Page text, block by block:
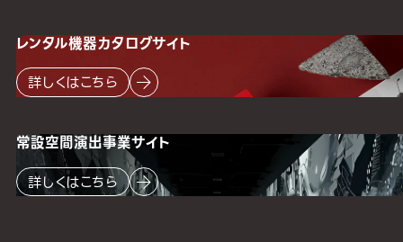
レンタル機器カタログサイト
詳しくはこちら
常設空間演出事業サイト
詳しくはこちら